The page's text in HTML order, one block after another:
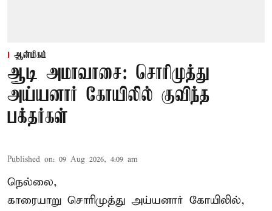
ஆன்மிகம்
ஆடி அமாவாசை: சொரிமுத்து
அய்யனார் கோயிலில் குவிந்த
பக்தர்கள்
Published on: 09 Aug 2026, 4:09 am
நெல்லை,
காரையாறு சொரிமுத்து அய்யனார் கோயிலில்,